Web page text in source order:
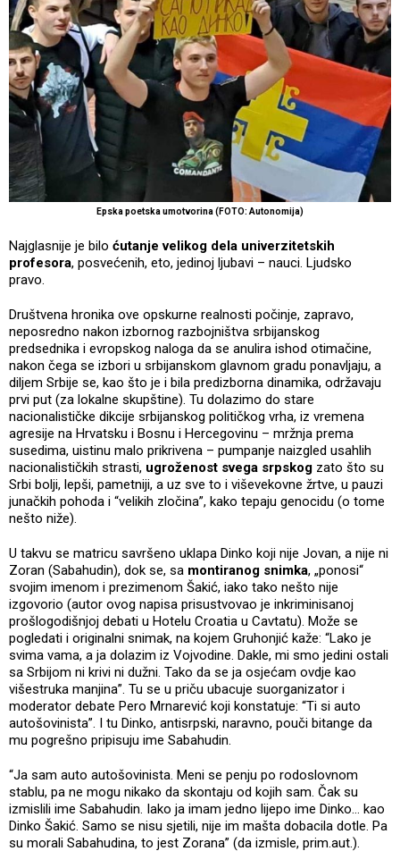
Epska poetska umotvorina (FOTO: Autonomija)
Najglasnije je bilo ćutanje velikog dela univerzitetskih
profesora, posvećenih, eto, jedinoj ljubavi – nauci. Ljudsko
pravo.
Društvena hronika ove opskurne realnosti počinje, zapravo,
neposredno nakon izbornog razbojništva srbijanskog
predsednika i evropskog naloga da se anulira ishod otimačine,
nakon čega se izbori u srbijanskom glavnom gradu ponavljaju, a
diljem Srbije se, kao što je i bila predizborna dinamika, održavaju
prvi put (za lokalne skupštine). Tu dolazimo do stare
nacionalističke dikcije srbijanskog političkog vrha, iz vremena
agresije na Hrvatsku i Bosnu i Hercegovinu – mržnja prema
susedima, uistinu malo prikrivena – pumpanje naizgled usahlih
nacionalističkih strasti, ugroženost svega srpskog zato što su
Srbi bolji, lepši, pametniji, a uz sve to i viševekovne žrtve, u pauzi
junačkih pohoda i “velikih zločina”, kako tepaju genocidu (o tome
nešto niže).
U takvu se matricu savršeno uklapa Dinko koji nije Jovan, a nije ni
Zoran (Sabahudin), dok se, sa montiranog snimka, „ponosi“
svojim imenom i prezimenom Šakić, iako tako nešto nije
izgovorio (autor ovog napisa prisustvovao je inkriminisanoj
prošlogodišnjoj debati u Hotelu Croatia u Cavtatu). Može se
pogledati i originalni snimak, na kojem Gruhonjić kaže: “Lako je
svima vama, a ja dolazim iz Vojvodine. Dakle, mi smo jedini ostali
sa Srbijom ni krivi ni dužni. Tako da se ja osjećam ovdje kao
višestruka manjina”. Tu se u priču ubacuje suorganizator i
moderator debate Pero Mrnarević koji konstatuje: “Ti si auto
autošovinista”. I tu Dinko, antisrpski, naravno, pouči bitange da
mu pogrešno pripisuju ime Sabahudin.
“Ja sam auto autošovinista. Meni se penju po rodoslovnom
stablu, pa ne mogu nikako da skontaju od kojih sam. Čak su
izmislili ime Sabahudin. Iako ja imam jedno lijepo ime Dinko… kao
Dinko Šakić. Samo se nisu sjetili, nije im mašta dobacila dotle. Pa
su morali Sabahudina, to jest Zorana” (da izmisle, prim.aut.).